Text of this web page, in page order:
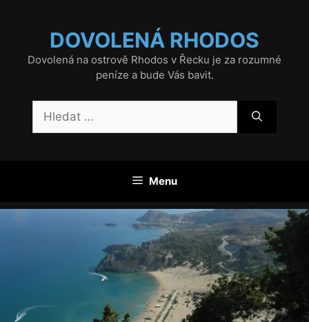
DOVOLENÁ RHODOS
Dovolená na ostrově Rhodos v Řecku je za rozumné
peníze a bude Vás bavit.
Menu